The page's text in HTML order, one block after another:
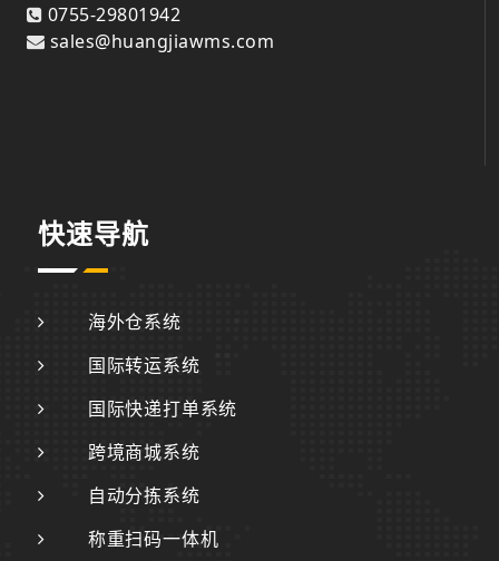
0755-29801942
sales@huangjiawms.com
快速导航
海外仓系统
国际转运系统
国际快递打单系统
跨境商城系统
自动分拣系统
称重扫码一体机